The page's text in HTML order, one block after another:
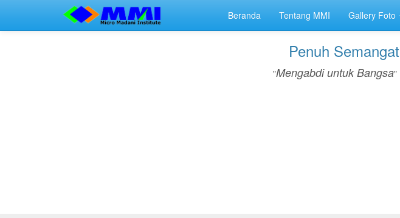
Beranda Tentang MMI Gallery Foto
Penuh Semangat
"Mengabdi untuk Bangsa"